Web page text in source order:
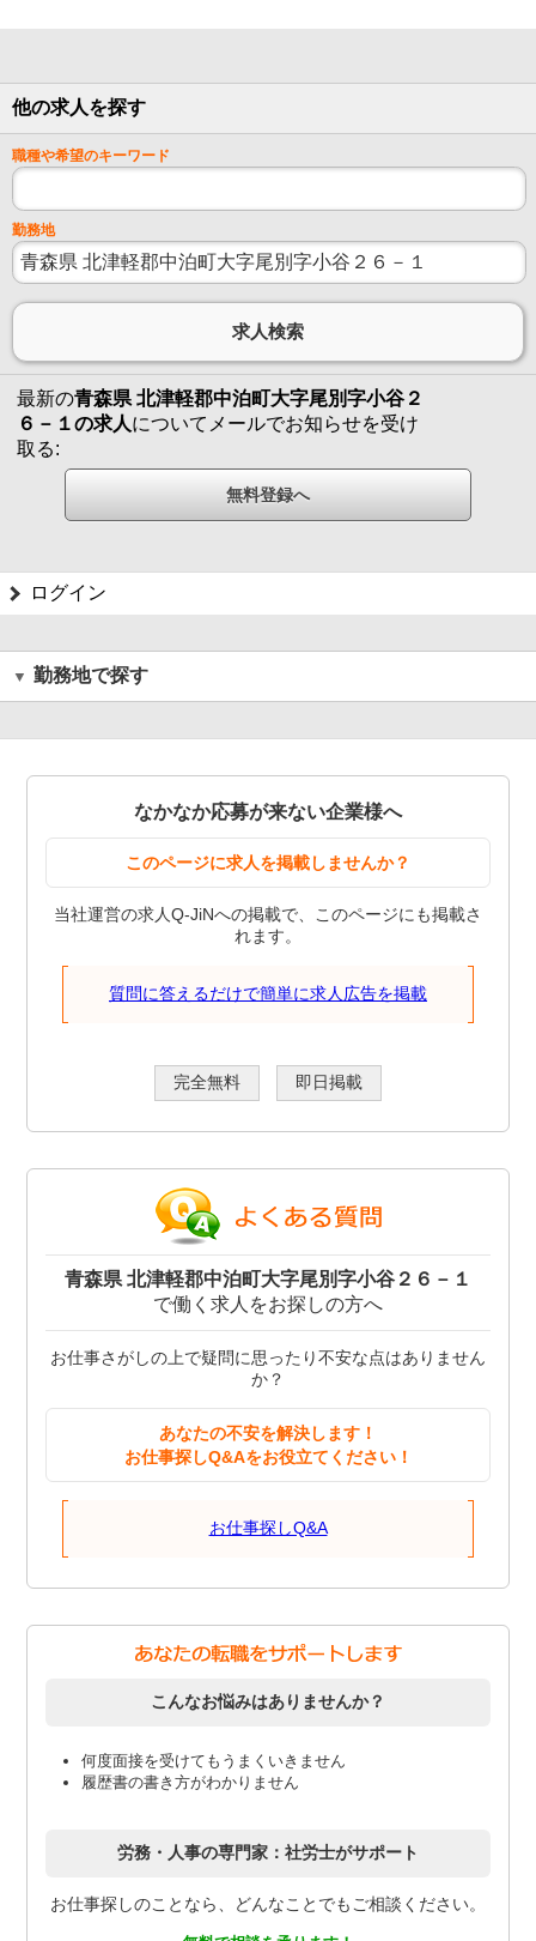
他の求人を探す
職種や希望のキーワード
勤務地
最新の青森県 北津軽郡中泊町大字尾別字小谷２
６－１の求人についてメールでお知らせを受け
取る:
ログイン
勤務地で探す
なかなか応募が来ない企業様へ
このページに求人を掲載しませんか？
当社運営の求人Q-JiNへの掲載で、このページにも掲載さ
れます。
質問に答えるだけで簡単に求人広告を掲載
完全無料 即日掲載
青森県 北津軽郡中泊町大字尾別字小谷２６－１
で働く求人をお探しの方へ
お仕事さがしの上で疑問に思ったり不安な点はありません
か？
あなたの不安を解決します！
お仕事探しQ&Aをお役立てください！
お仕事探しQ&A
こんなお悩みはありませんか？
何度面接を受けてもうまくいきません
履歴書の書き方がわかりません
労務・人事の専門家：社労士がサポート
お仕事探しのことなら、どんなことでもご相談ください。